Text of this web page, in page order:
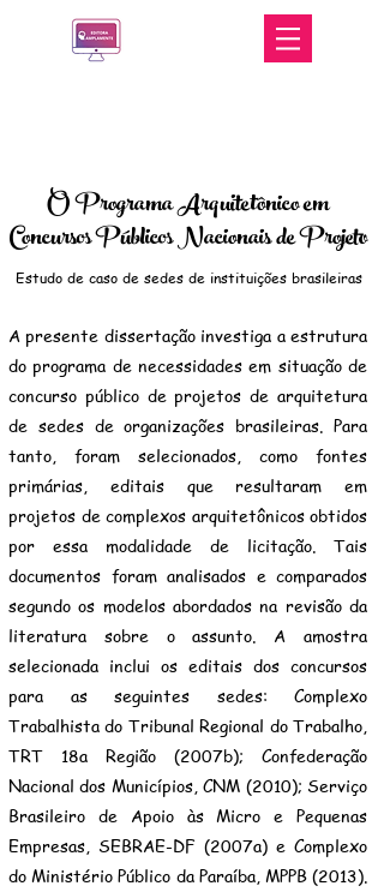
O Programa Arquitetônico em
Concursos Públicos Nacionais de Projeto
Estudo de caso de sedes de instituições brasileiras
A presente dissertação investiga a estrutura
do programa de necessidades em situação de
concurso público de projetos de arquitetura
de sedes de organizações brasileiras. Para
tanto, foram selecionados, como fontes
primárias, editais que resultaram em
projetos de complexos arquitetônicos obtidos
por essa modalidade de licitação. Tais
documentos foram analisados e comparados
segundo os modelos abordados na revisão da
literatura sobre o assunto. A amostra
selecionada inclui os editais dos concursos
para as seguintes sedes: Complexo
Trabalhista do Tribunal Regional do Trabalho,
TRT 18a Região (2007b); Confederação
Nacional dos Municípios, CNM (2010); Serviço
Brasileiro de Apoio às Micro e Pequenas
Empresas, SEBRAE-DF (2007a) e Complexo
do Ministério Público da Paraíba, MPPB (2013).